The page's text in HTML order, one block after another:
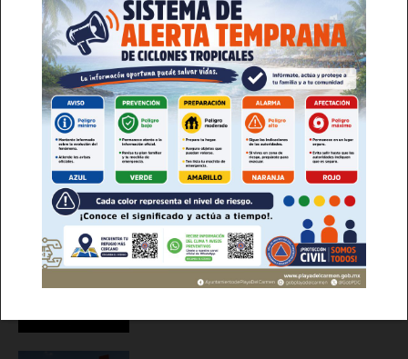
SUSCRÍBETE AHORA
Empresa
Nosotros
Política de privacidad
Políticas del Sitio
Lo + Popular
Acuerdan liberación de 1000 toneladas
de aguacate
Afirman que fracking no es decisión